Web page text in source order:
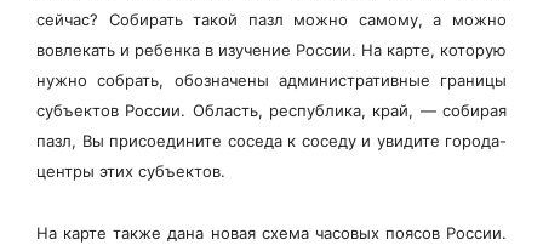
сейчас? Собирать такой пазл можно самому, а можно
вовлекать и ребенка в изучение России. На карте, которую
нужно собрать, обозначены административные границы
субъектов России. Область, республика, край, — собирая
пазл, Вы присоедините соседа к соседу и увидите города-
центры этих субъектов.
На карте также дана новая схема часовых поясов России.